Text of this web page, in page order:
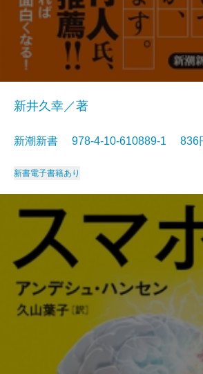
新井久幸／著
新潮新書 978-4-10-610889-1
新書電子書籍あり